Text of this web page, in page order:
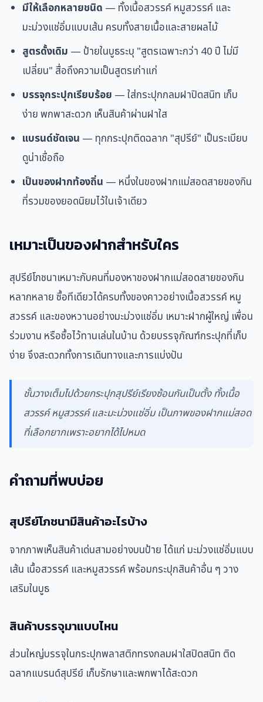
มีให้เลือกหลายชนิด — ทั้งเนื้อสวรรค์ หมูสวรรค์ และ
มะม่วงแช่อิ่มแบบเส้น ครบทั้งสายเนื้อและสายผลไม้
สูตรดั้งเดิม — ป้ายในบูธระบุ "สูตรเฉพาะกว่า 40 ปี ไม่มี
เปลี่ยน" สื่อถึงความเป็นสูตรเก่าแก่
บรรจุกระปุกเรียบร้อย — ใส่กระปุกกลมฝาปิดสนิท เก็บ
ง่าย พกพาสะดวก เห็นสินค้าผ่านฝาใส
แบรนด์ชัดเจน — ทุกกระปุกติดฉลาก "สุปรีย์" เป็นระเบียบ
ดูน่าเชื่อถือ
เป็นของฝากท้องถิ่น — หนึ่งในของฝากแม่สอดสายของกิน
ที่รวมของยอดนิยมไว้ในเจ้าเดียว
เหมาะเป็นของฝากสำหรับใคร
สุปรีย์โภชนาเหมาะกับคนที่มองหาของฝากแม่สอดสายของกิน
หลากหลาย ซื้อทีเดียวได้ครบทั้งของคาวอย่างเนื้อสวรรค์ หมู
สวรรค์ และของหวานอย่างมะม่วงแช่อิ่ม เหมาะฝากผู้ใหญ่ เพื่อน
ร่วมงาน หรือซื้อไว้ทานเล่นในบ้าน ด้วยบรรจุภัณฑ์กระปุกที่เก็บ
ง่าย จึงสะดวกทั้งการเดินทางและการแบ่งปัน
ชั้นวางเต็มไปด้วยกระปุกสุปรีย์เรียงซ้อนกันเป็นตั้ง ทั้งเนื้อ
สวรรค์ หมูสวรรค์ และมะม่วงแช่อิ่ม เป็นภาพของฝากแม่สอด
ที่เลือกยากเพราะอยากได้ไปหมด
คำถามที่พบบ่อย
สุปรีย์โภชนามีสินค้าอะไรบ้าง
จากภาพเห็นสินค้าเด่นสามอย่างบนป้าย ได้แก่ มะม่วงแช่อิ่มแบบ
เส้น เนื้อสวรรค์ และหมูสวรรค์ พร้อมกระปุกสินค้าอื่น ๆ วาง
เสริมในบูธ
สินค้าบรรจุมาแบบไหน
ส่วนใหญ่บรรจุในกระปุกพลาสติกทรงกลมฝาใสปิดสนิท ติด
ฉลากแบรนด์สุปรีย์ เก็บรักษาและพกพาได้สะดวก